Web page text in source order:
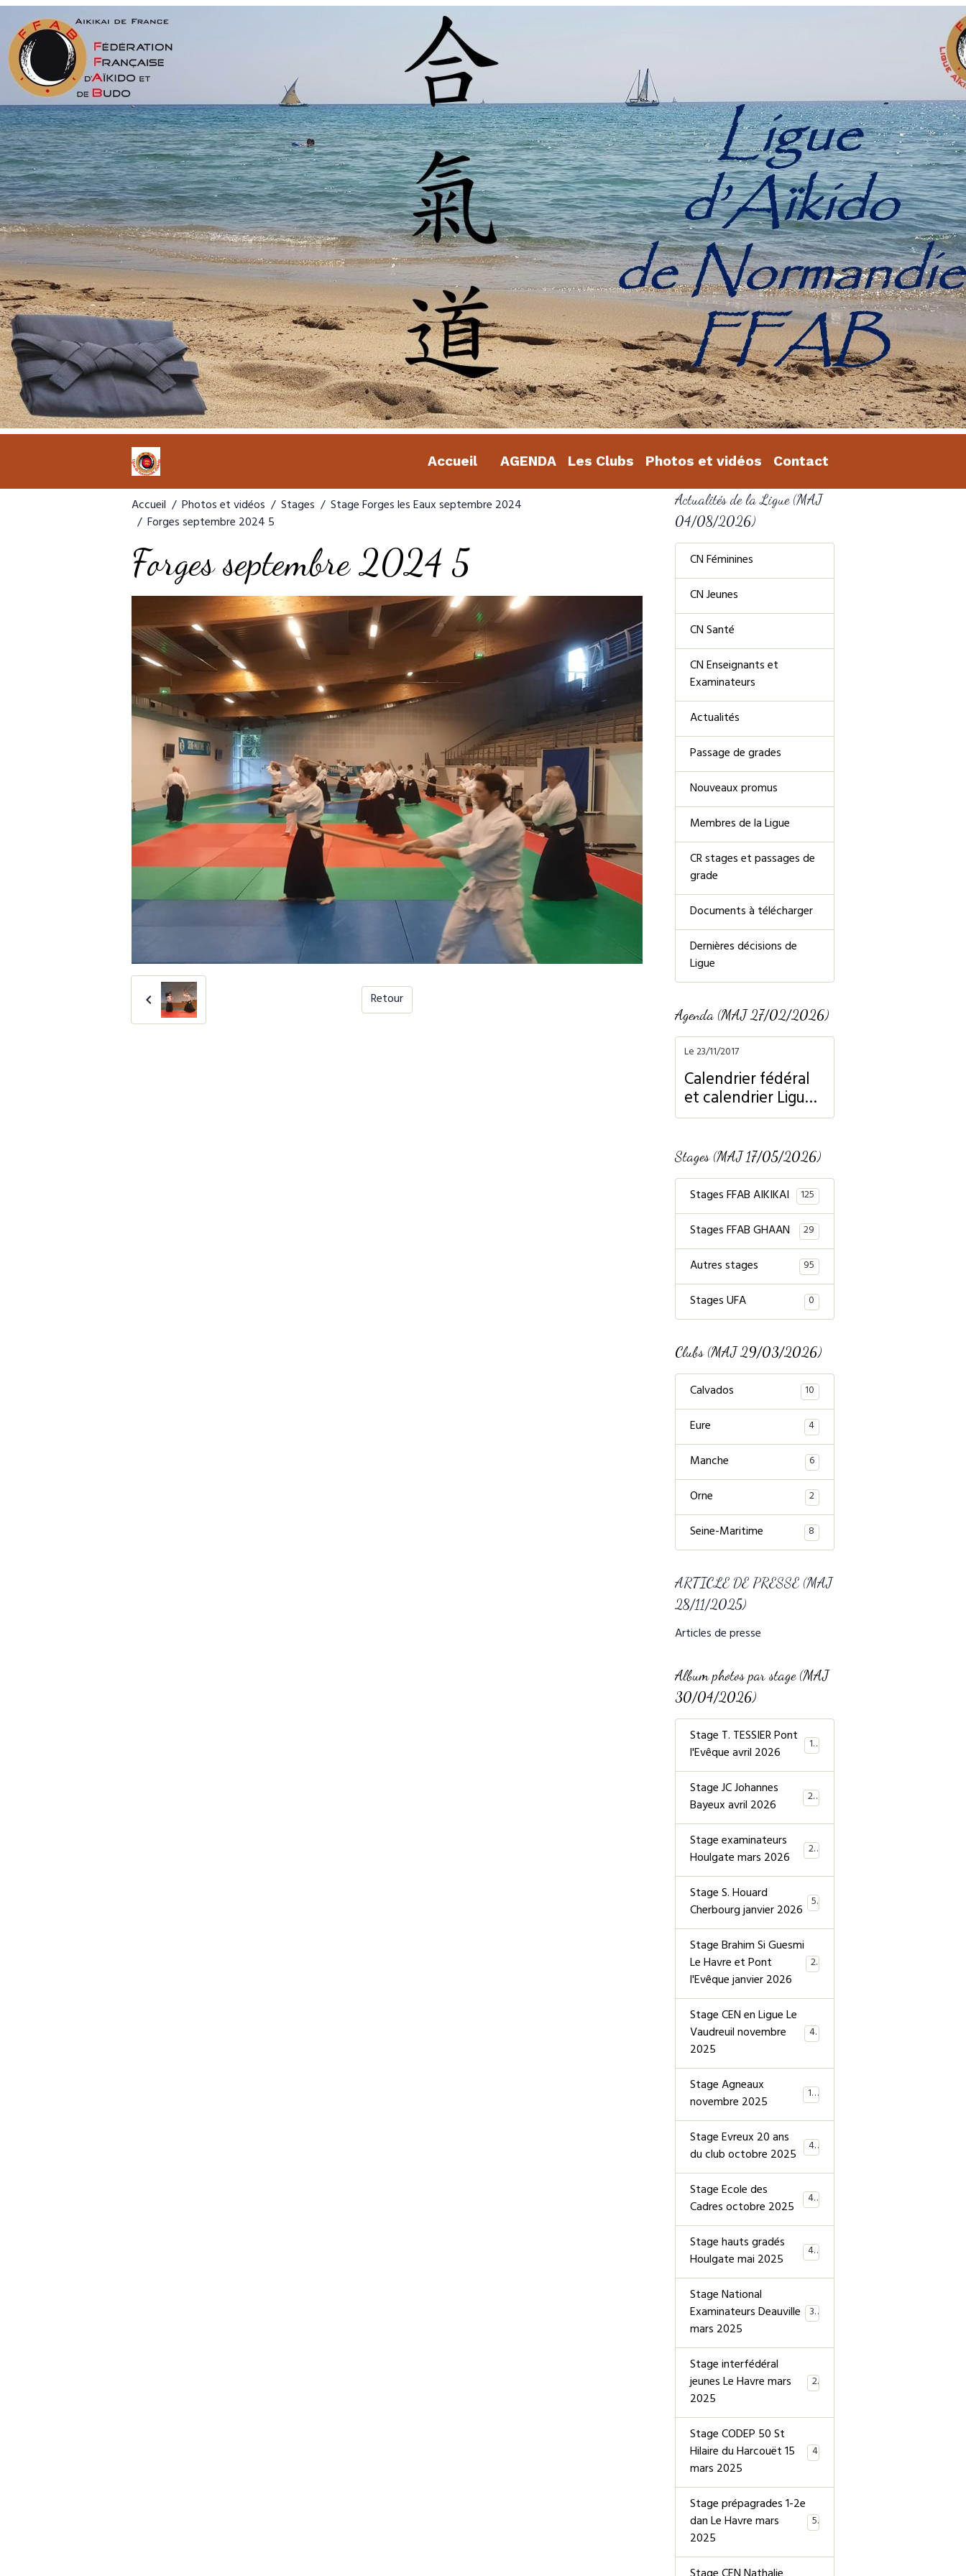
Accueil AGENDA Les Clubs Photos et vidéos Contact
Accueil Photos et vidéos Stages
Stage Forges les Eaux septembre 2024
Forges septembre 2024 5
Forges septembre 2024 5
Retour
Actualités de la Ligue (MAJ
04/08/2026)
CN Féminines
CN Jeunes
CN Santé
CN Enseignants et
Examinateurs
Actualités
Passage de grades
Nouveaux promus
Membres de la Ligue
CR stages et passages de
grade
Documents à télécharger
Dernières décisions de
Ligue
Agenda (MAJ 27/02/2026)
Le 23/11/2017
Calendrier fédéral
et calendrier Ligue
Normandie
Stages (MAJ 17/05/2026)
Stages FFAB AIKIKAI 125
Stages FFAB GHAAN 29
Autres stages 95
Stages UFA 0
Clubs (MAJ 29/03/2026)
Calvados 10
Eure 4
Manche 6
Orne 2
Seine-Maritime 8
ARTICLE DE PRESSE (MAJ
28/11/2025)
Articles de presse
Album photos par stage (MAJ
30/04/2026)
Stage T. TESSIER Pont
l'Evêque avril 2026
19
Stage JC Johannes
Bayeux avril 2026
20
Stage examinateurs
Houlgate mars 2026
20
Stage S. Houard
Cherbourg janvier 2026
5
Stage Brahim Si Guesmi
Le Havre et Pont
l'Evêque janvier 2026
28
Stage CEN en Ligue Le
Vaudreuil novembre
2025
40
Stage Agneaux
novembre 2025
19
Stage Evreux 20 ans
du club octobre 2025
40
Stage Ecole des
Cadres octobre 2025
40
Stage hauts gradés
Houlgate mai 2025
44
Stage National
Examinateurs Deauville
mars 2025
39
Stage interfédéral
jeunes Le Havre mars
2025
2
Stage CODEP 50 St
Hilaire du Harcouët 15
mars 2025
4
Stage prépagrades 1-2e
dan Le Havre mars
2025
5